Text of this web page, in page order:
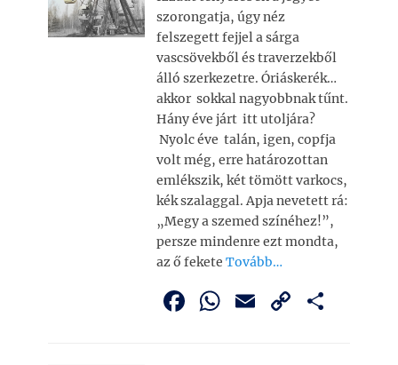
o
k
p
k
szorongatja, úgy néz
felszegett fejjel a sárga
vascsövekből és traverzekből
álló szerkezetre. Óriáskerék…
akkor sokkal nagyobbnak tűnt.
Hány éve járt itt utoljára?
Nyolc éve talán, igen, copfja
volt még, erre határozottan
emlékszik, két tömött varkocs,
kék szalaggal. Apja nevetett rá:
„Megy a szemed színéhez!”,
persze mindenre ezt mondta,
az ő feketeTovább…
F
W E
C